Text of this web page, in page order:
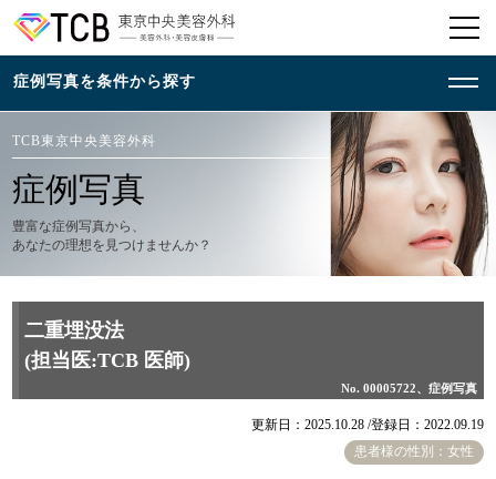
TCB東京中央美容外科
症例写真
豊富な症例写真から、
あなたの理想を見つけませんか？
二重埋没法
(担当医:TCB 医師)
No. 00005722、症例写真
患者様の性別：女性
更新日：2025.10.28 /登録日：2022.09.19